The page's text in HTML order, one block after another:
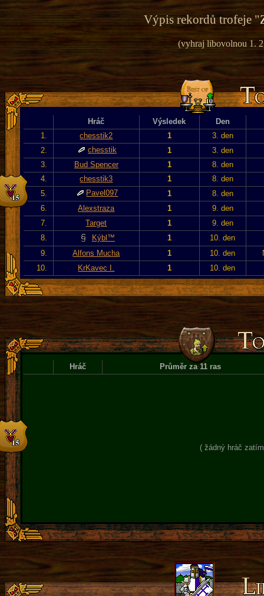
Výpis rekordů trofeje "
(vyhraj libovolnou 1.
Hráč Výsledek
Den
1.
chesstik2 1
3. den
2.
chesstik 1
3. den
3.
Bud Spencer 1
8. den
4.
chesstik3 1
8. den
5.
Pavel097 1
8. den
6.
Alexstraza 1
9. den
7.
Target 1
9. den
8.
Kýbl™ 1
10. den
9.
Alfons Mucha 1 10. den
10.
KrKavec I. 1 10. den
Hráč Průměr za 11 ras
( žádný hráč